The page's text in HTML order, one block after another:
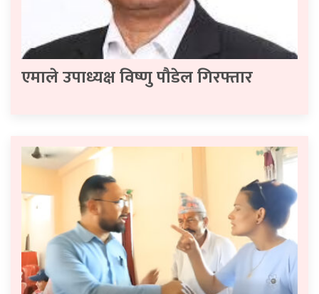
एमाले उपाध्यक्ष विष्णु पौडेल गिरफ्तार